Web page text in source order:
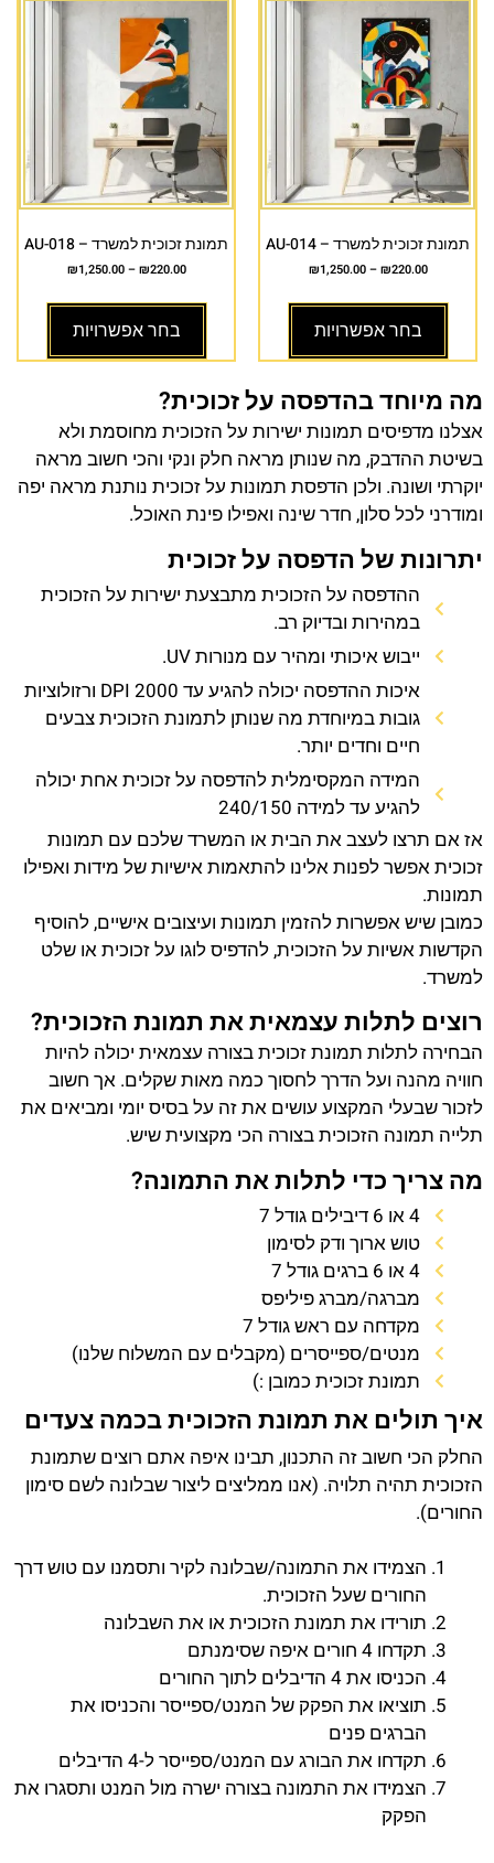
תמונת זכוכית למשרד – AU-014
₪220.00
–
₪1,250.00
בחר אפשרויות
תמונת זכוכית למשרד – AU-018
₪220.00
–
₪1,250.00
בחר אפשרויות
מה מיוחד בהדפסה על זכוכית?
אצלנו מדפיסים תמונות ישירות על הזכוכית מחוסמת ולא
בשיטת ההדבק, מה שנותן מראה חלק ונקי והכי חשוב מראה
יוקרתי ושונה. ולכן הדפסת תמונות על זכוכית נותנת מראה יפה
ומודרני לכל סלון, חדר שינה ואפילו פינת האוכל.
יתרונות של הדפסה על זכוכית
ההדפסה על הזכוכית מתבצעת ישירות על הזכוכית
במהירות ובדיוק רב.
ייבוש איכותי ומהיר עם מנורות UV.
איכות ההדפסה יכולה להגיע עד 2000 DPI ורזולוציות
גובות במיוחדת מה שנותן לתמונת הזכוכית צבעים
חיים וחדים יותר.
המידה המקסימלית להדפסה על זכוכית אחת יכולה
להגיע עד למידה 240/150
אז אם תרצו לעצב את הבית או המשרד שלכם עם תמונות
זכוכית אפשר לפנות אלינו להתאמות אישיות של מידות ואפילו
תמונות.
כמובן שיש אפשרות להזמין תמונות ועיצובים אישיים, להוסיף
הקדשות אשיות על הזכוכית, להדפיס לוגו על זכוכית או שלט
למשרד.
רוצים לתלות עצמאית את תמונת הזכוכית?
הבחירה לתלות תמונת זכוכית בצורה עצמאית יכולה להיות
חוויה מהנה ועל הדרך לחסוך כמה מאות שקלים. אך חשוב
לזכור שבעלי המקצוע עושים את זה על בסיס יומי ומביאים את
תלייה תמונה הזכוכית בצורה הכי מקצועית שיש.
מה צריך כדי לתלות את התמונה?
4 או 6 דיבילים גודל 7
טוש ארוך ודק לסימון
4 או 6 ברגים גודל 7
מברגה/מברג פיליפס
מקדחה עם ראש גודל 7
מנטים/ספייסרים (מקבלים עם המשלוח שלנו)
תמונת זכוכית כמובן :)
איך תולים את תמונת הזכוכית בכמה צעדים
החלק הכי חשוב זה התכנון, תבינו איפה אתם רוצים שתמונת
הזכוכית תהיה תלויה. (אנו ממליצים ליצור שבלונה לשם סימון
החורים).
הצמידו את התמונה/שבלונה לקיר ותסמנו עם טוש דרך
החורים שעל הזכוכית.
תורידו את תמונת הזכוכית או את השבלונה
תקדחו 4 חורים איפה שסימנתם
הכניסו את 4 הדיבלים לתוך החורים
תוציאו את הפקק של המנט/ספייסר והכניסו את
הברגים פנים
תקדחו את הבורג עם המנט/ספייסר ל-4 הדיבלים
הצמידו את התמונה בצורה ישרה מול המנט ותסגרו את
הפקק